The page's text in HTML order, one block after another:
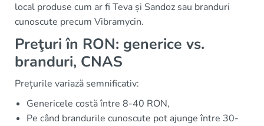
local produse cum ar fi Teva și Sandoz sau branduri
cunoscute precum Vibramycin.
Preţuri în RON: generice vs.
branduri, CNAS
Prețurile variază semnificativ:
Genericele costă între 8-40 RON,
Pe când brandurile cunoscute pot ajunge între 30-